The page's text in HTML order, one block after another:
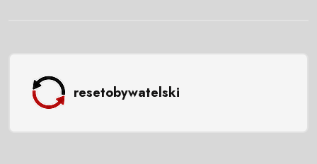
resetobywatelski